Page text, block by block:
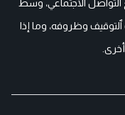
ٱلاجتماعي، وسط
وظروفه، وما إذا